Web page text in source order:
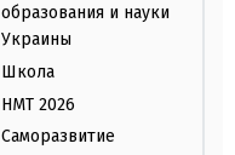
образования и науки
Украины
Школа
НМТ 2026
Саморазвитие